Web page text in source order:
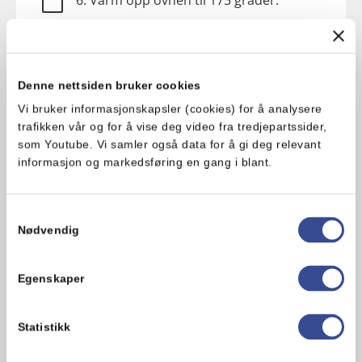
Denne nettsiden bruker cookies
Vi bruker informasjonskapsler (cookies) for å analysere
trafikken vår og for å vise deg video fra tredjepartssider,
som Youtube. Vi samler også data for å gi deg relevant
informasjon og markedsføring en gang i blant.
Nødvendig
Egenskaper
Statistikk
8. La fletten hvile i minst 10 minutter før
servering.